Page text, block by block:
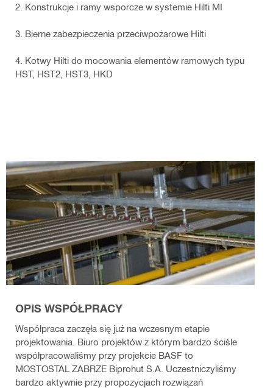
2. Konstrukcje i ramy wsporcze w systemie Hilti MI
3. Bierne zabezpieczenia przeciwpożarowe Hilti
4. Kotwy Hilti do mocowania elementów ramowych typu
HST, HST2, HST3, HKD
OPIS WSPÓŁPRACY
Współpraca zaczęła się już na wczesnym etapie
projektowania. Biuro projektów z którym bardzo ściśle
współpracowaliśmy przy projekcie BASF to
MOSTOSTAL ZABRZE Biprohut S.A. Uczestniczyliśmy
bardzo aktywnie przy propozycjach rozwiązań